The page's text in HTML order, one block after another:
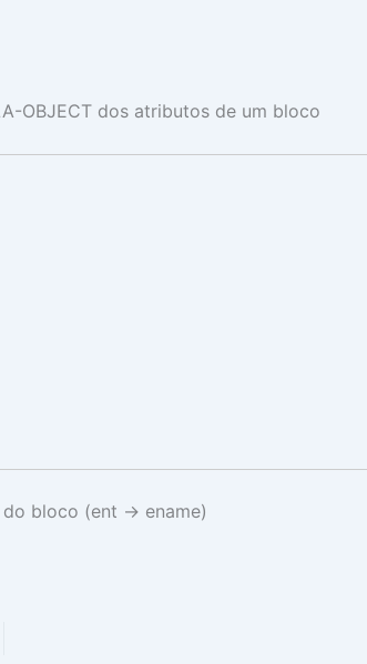
OBJECT dos atributos de um bloco
bloco (ent -> ename)